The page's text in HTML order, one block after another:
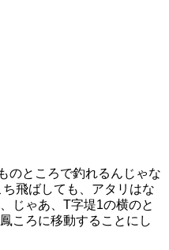
のところで釣れるんじゃな
飛ばしても、アタリはな
じゃあ、T字堤1の横のと
ころに移動することにし